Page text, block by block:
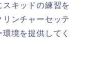
キッドの練習を
ンチャーセッテ
境を提供してく